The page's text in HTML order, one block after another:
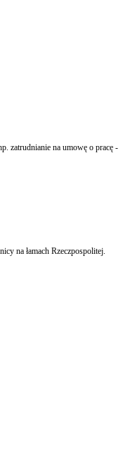
zatrudnianie na umowę o pracę -
Brak jest klarownych reguł co przedstawić zamawiającemu i jak wyjaśnić realność oferowanej ceny by nie stracić zamówienia alarmują prawnicy na łamach Rzeczpospolitej.